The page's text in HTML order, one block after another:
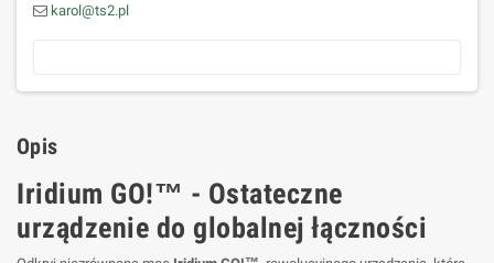
karol@ts2.pl
Opis
Iridium GO!™ - Ostateczne
urządzenie do globalnej łączności